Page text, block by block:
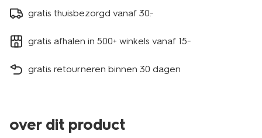
gratis thuisbezorgd vanaf 30.-
gratis afhalen in 500+ winkels vanaf 15.-
gratis retourneren binnen 30 dagen
over dit product